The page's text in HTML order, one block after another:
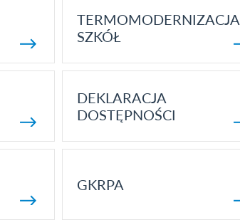
TERMOMODERNIZACJA
SZKÓŁ
DEKLARACJA
DOSTĘPNOŚCI
GKRPA